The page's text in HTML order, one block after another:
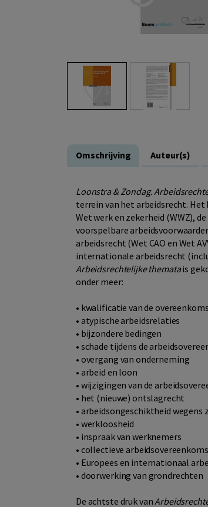
Omschrijving Auteur(s)
Loonstra & Zondag.
terrein van het arbeidsrecht.
Wet werk en zekerheid (WWZ),
voorspelbare
arbeidsrecht (Wet CAO en Wet
internationale arbeidsrecht
Arbeidsrechtelijke thematais
onder meer:
• kwalificatie van de
• atypische arbeidsrelaties
• bijzondere bedingen
• schade tijdens de
• overgang van onderneming
• arbeid en loon
• wijzigingen van de
• het (nieuwe) ontslagrecht
• arbeidsongeschiktheid wegens
• werkloosheid
• inspraak van werknemers
• collectieve
• Europees en internationaal
• doorwerking van grondrechten
De achtste druk van